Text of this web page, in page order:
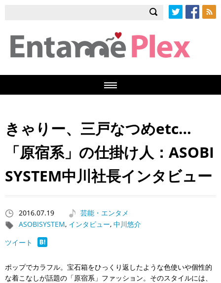
きゃりー、三戸なつめetc…
「原宿系」の仕掛け人：ASOBI
SYSTEM中川社長インタビュー
2016.07.19
芸能・エンタメ
ASOBISYSTEM, インタビュー, 中川悠介
ツイート
ポップでカラフル。宝石箱をひっくり返したような色使いや個性的
な着こなしが話題の「原宿系」ファッション。そのスタイルには、